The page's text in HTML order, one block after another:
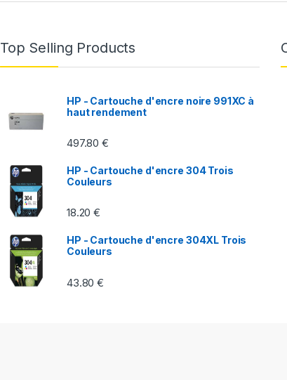
Top Selling Products
HP - Cartouche d'encre noire 991XC à
haut rendement
497.80€
HP - Cartouche d'encre 304 Trois
Couleurs
18.20€
HP - Cartouche d'encre 304XL Trois
Couleurs
43.80€